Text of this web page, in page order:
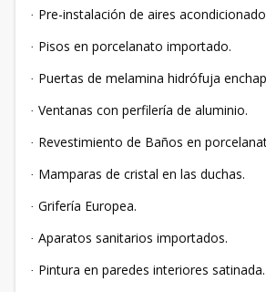
· Pre-instalación de aires
· Pisos en porcelanato importado.
· Puertas de melamina hidrófuja
· Ventanas con perfilería de aluminio.
· Revestimiento de Baños en
· Mamparas de cristal en las duchas.
· Grifería Europea.
· Aparatos sanitarios importados.
· Pintura en paredes interiores satinada.